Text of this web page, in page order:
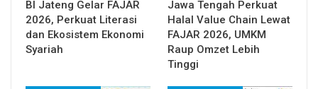
BI Jateng Gelar FAJAR
2026, Perkuat Literasi
dan Ekosistem Ekonomi
Syariah
Jawa Tengah Perkuat
Halal Value Chain Lewat
FAJAR 2026, UMKM
Raup Omzet Lebih
Tinggi